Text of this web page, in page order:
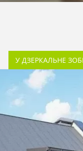
У ДЗЕРКАЛЬНЕ